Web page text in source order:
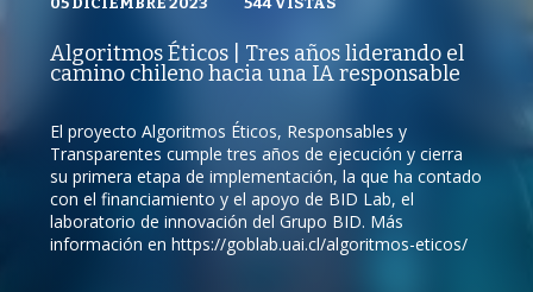
REPRODUCCIONES
/
Algoritmos Éticos | Tres años liderando el
camino chileno hacia una IA responsable
El proyecto Algoritmos Éticos, Responsables y
Transparentes cumple tres años de ejecución y cierra
su primera etapa de implementación, la que ha contado
con el financiamiento y el apoyo de BID Lab, el
laboratorio de innovación del Grupo BID. Más
información en https://goblab.uai.cl/algoritmos-eticos/
VISTAS
/